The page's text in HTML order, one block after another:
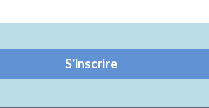
Twitter
Facebook
S'inscrire